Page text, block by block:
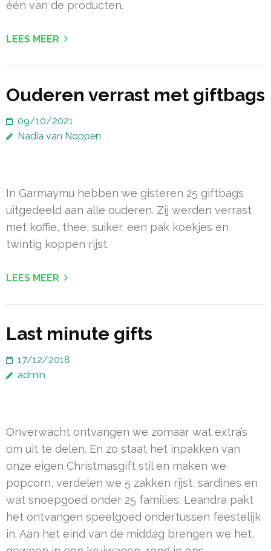
één van de producten.
LEES MEER
Ouderen verrast met giftbags
09/10/2021
Nadia van Noppen
In Garmaymu hebben we gisteren 25 giftbags
uitgedeeld aan alle ouderen. Zij werden verrast
met koffie, thee, suiker, een pak koekjes en
twintig koppen rijst.
LEES MEER
Last minute gifts
17/12/2018
admin
Onverwacht ontvangen we zomaar wat extra’s
om uit te delen. En zo staat het inpakken van
onze eigen Christmasgift stil en maken we
popcorn, verdelen we 5 zakken rijst, sardines en
wat snoepgoed onder 25 families. Leandra pakt
het ontvangen speelgoed ondertussen feestelijk
in. Aan het eind van de middag brengen we het,